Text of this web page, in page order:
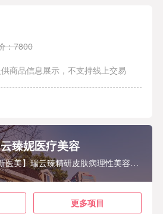
：7800
商品信息展示，不支持线上交易
臻妮医疗美容
【内源性新医美】瑞云臻精研皮肤病理性美容性问题，依托云南白药中医药资源，将科学医美治疗方法与中医“愈外于内”理念相结合，为客户提供高质量的产品服务和全生命周期皮肤综合解决方案。
更多项目